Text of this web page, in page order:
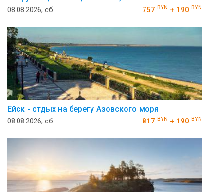
08.08.2026, сб 757 BYN + 190 BYN
Ейск - отдых на берегу Азовского моря
08.08.2026, сб 817 BYN + 190 BYN